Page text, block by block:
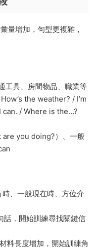
量增加，句型更複雜，
工具、房間物品、職業等
the weather? / I’m
/ Where is the…?
are you doing?）、一般
時、一般現在時、方位介
話，開始訓練尋找關鍵信
料長度增加，開始訓練角